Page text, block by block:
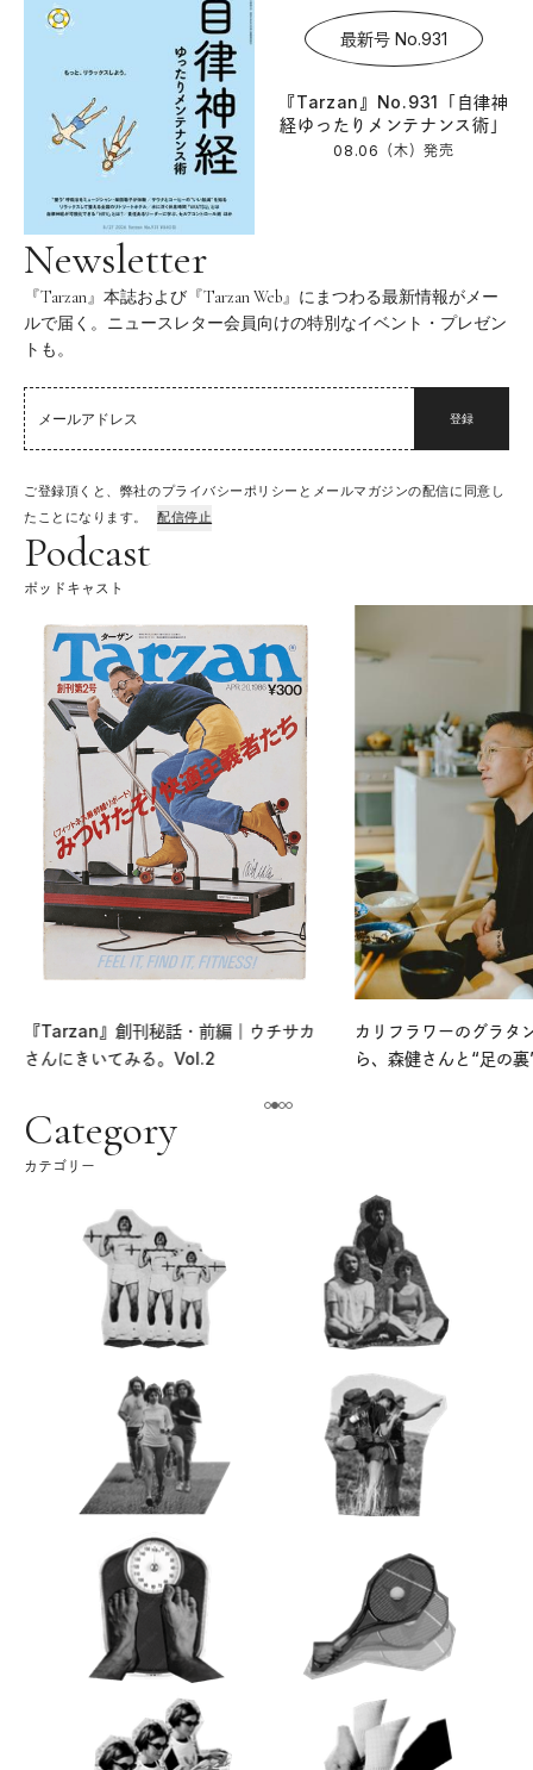
最新号 No.931
『Tarzan』No.931「自律神
経ゆったりメンテナンス術」
08.06（木）発売
Newsletter
『Tarzan』本誌および『Tarzan Web』にまつわる最新情報がメー
ルで届く。ニュースレター会員向けの特別なイベント・プレゼン
トも。
登録
ご登録頂くと、弊社のプライバシーポリシーとメールマガジンの配信に同意し
たことになります。
配信停止
Podcast
ポッドキャスト
『Tarzan』創刊秘話・前編｜ウチサカ
さんにきいてみる。Vol.2
カリフラワーのグラタ
ら、森健さんと“足の
Category
カテゴリー